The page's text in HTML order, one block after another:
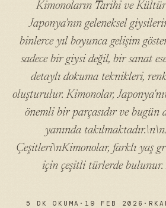
Kimonoların Tarihi ve
Japonya'nın geleneksel
binlerce yıl boyunca gelişim
sadece bir giysi değil, bir sanat
detaylı dokuma teknikleri,
oluşturulur. Kimonolar,
önemli bir parçasıdır ve bugün
yanında
Çeşitleri\nKimonolar, farklı yaş
için çeşitli türlerde
5 DK OKUMA · 19 FEB 2026 ·